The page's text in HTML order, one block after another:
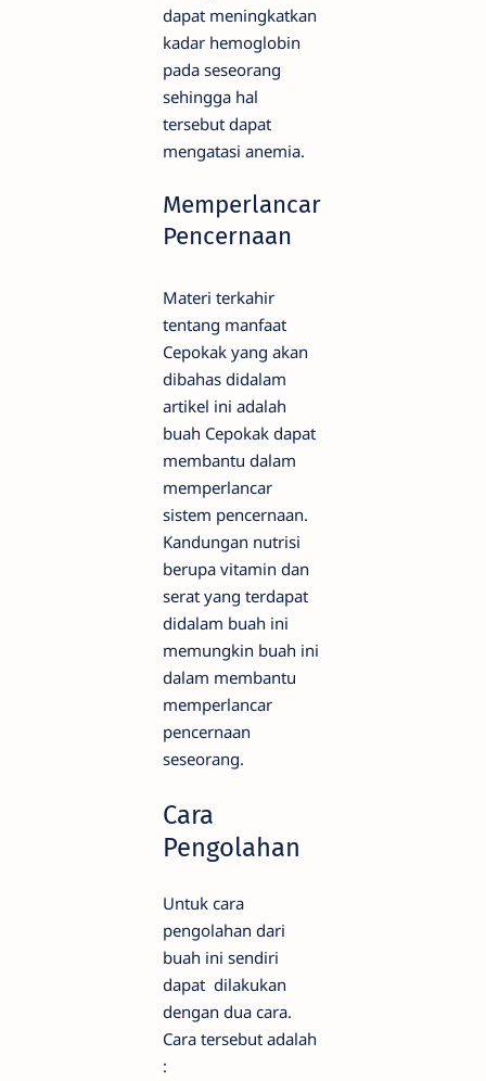
dapat meningkatkan
kadar hemoglobin
pada seseorang
sehingga hal
tersebut dapat
mengatasi anemia.
Memperlancar
Pencernaan
Materi terkahir
tentang manfaat
Cepokak yang akan
dibahas didalam
artikel ini adalah
buah Cepokak dapat
membantu dalam
memperlancar
sistem pencernaan.
Kandungan nutrisi
berupa vitamin dan
serat yang terdapat
didalam buah ini
memungkin buah ini
dalam membantu
memperlancar
pencernaan
seseorang.
Cara
Pengolahan
Untuk cara
pengolahan dari
buah ini sendiri
dapat dilakukan
dengan dua cara.
Cara tersebut adalah
: